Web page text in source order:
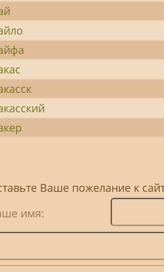
Ваше пожелание к
имя: